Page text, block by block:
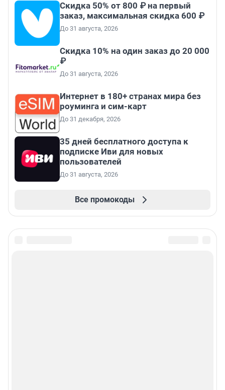
Скидка 50% от 800 ₽ на первый
заказ, максимальная скидка 600 ₽
До 31 августа, 2026
Скидка 10% на один заказ до 20 000
₽
До 31 августа, 2026
Интернет в 180+ странах мира без
роуминга и сим-карт
До 31 декабря, 2026
35 дней бесплатного доступа к
подписке Иви для новых
пользователей
До 31 августа, 2026
Все промокоды